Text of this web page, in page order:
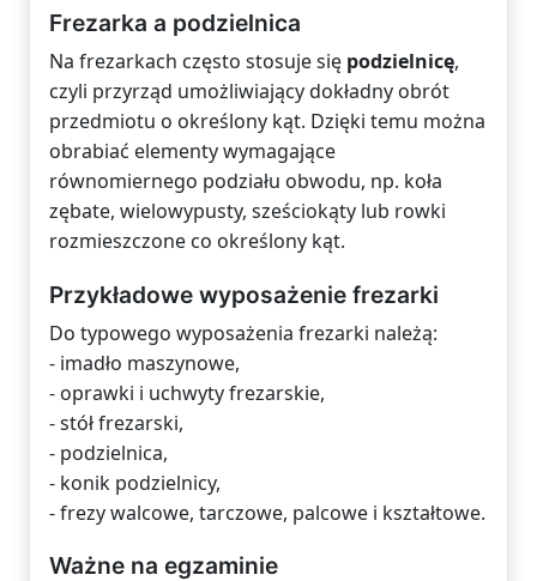
Frezarka a podzielnica
Na frezarkach często stosuje się podzielnicę,
czyli przyrząd umożliwiający dokładny obrót
przedmiotu o określony kąt. Dzięki temu można
obrabiać elementy wymagające
równomiernego podziału obwodu, np. koła
zębate, wielowypusty, sześciokąty lub rowki
rozmieszczone co określony kąt.
Przykładowe wyposażenie frezarki
Do typowego wyposażenia frezarki należą:
- imadło maszynowe,
- oprawki i uchwyty frezarskie,
- stół frezarski,
- podzielnica,
- konik podzielnicy,
- frezy walcowe, tarczowe, palcowe i kształtowe.
Ważne na egzaminie